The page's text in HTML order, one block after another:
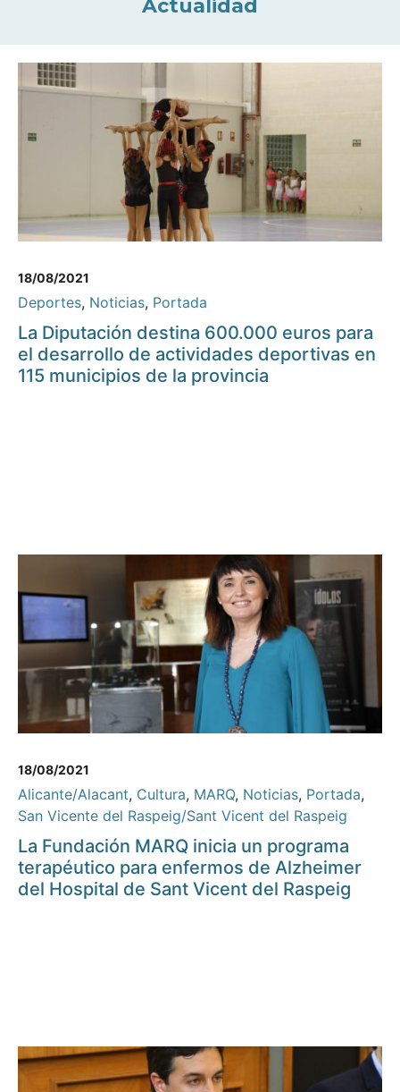
Actualidad
18/08/2021
Deportes, Noticias, Portada
La Diputación destina 600.000 euros para
el desarrollo de actividades deportivas en
115 municipios de la provincia
18/08/2021
Alicante/Alacant, Cultura, MARQ, Noticias, Portada,
San Vicente del Raspeig/Sant Vicent del Raspeig
La Fundación MARQ inicia un programa
terapéutico para enfermos de Alzheimer
del Hospital de Sant Vicent del Raspeig